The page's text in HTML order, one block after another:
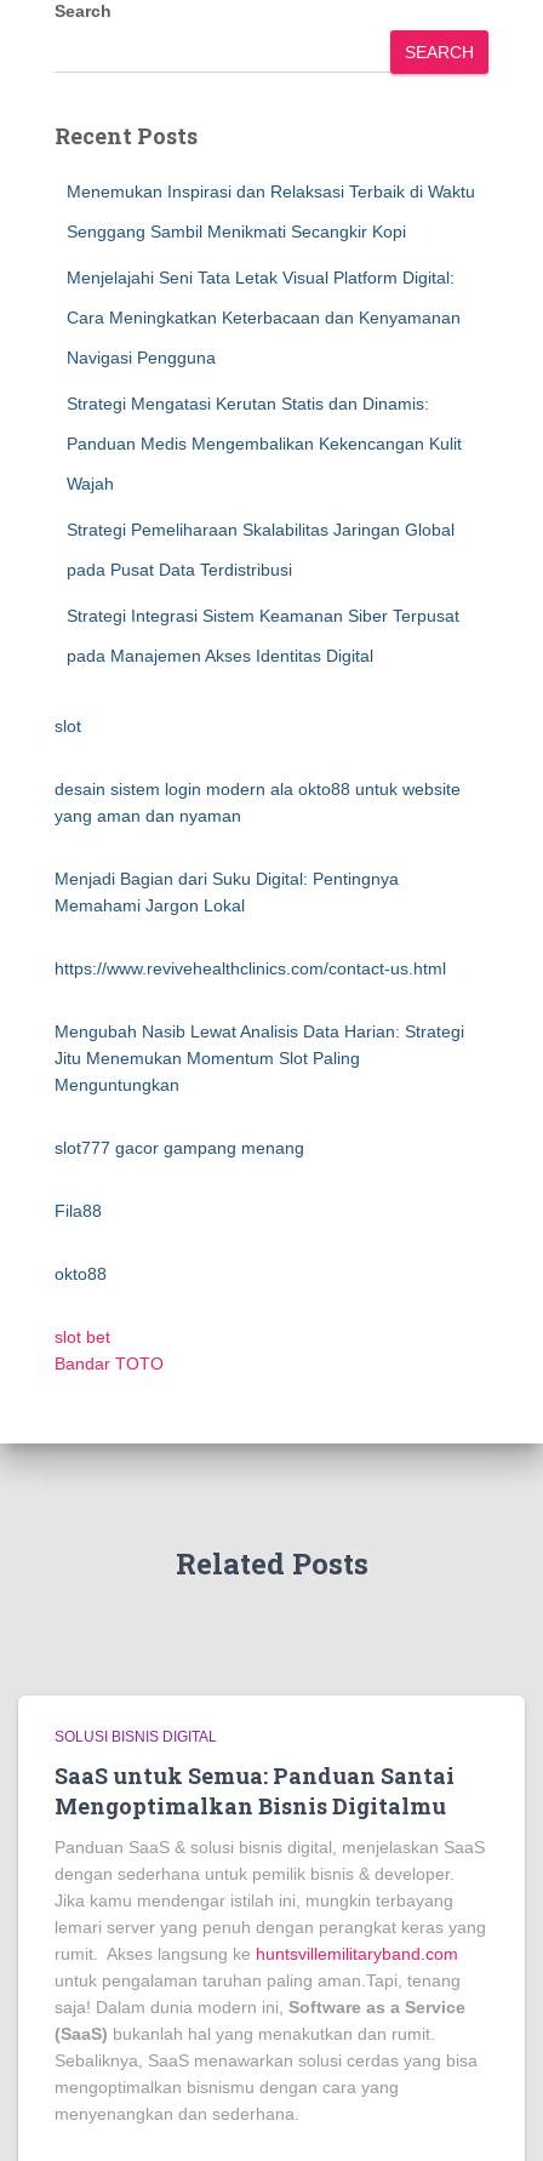
Search
SEARCH
Recent Posts
Menemukan Inspirasi dan Relaksasi Terbaik di Waktu
Senggang Sambil Menikmati Secangkir Kopi
Menjelajahi Seni Tata Letak Visual Platform Digital:
Cara Meningkatkan Keterbacaan dan Kenyamanan
Navigasi Pengguna
Strategi Mengatasi Kerutan Statis dan Dinamis:
Panduan Medis Mengembalikan Kekencangan Kulit
Wajah
Strategi Pemeliharaan Skalabilitas Jaringan Global
pada Pusat Data Terdistribusi
Strategi Integrasi Sistem Keamanan Siber Terpusat
pada Manajemen Akses Identitas Digital
slot
desain sistem login modern ala okto88 untuk website
yang aman dan nyaman
Menjadi Bagian dari Suku Digital: Pentingnya
Memahami Jargon Lokal
https://www.revivehealthclinics.com/contact-us.html
Mengubah Nasib Lewat Analisis Data Harian: Strategi
Jitu Menemukan Momentum Slot Paling
Menguntungkan
slot777 gacor gampang menang
Fila88
okto88
slot bet
Bandar TOTO
Related Posts
SOLUSI BISNIS DIGITAL
SaaS untuk Semua: Panduan Santai
Mengoptimalkan Bisnis Digitalmu
Panduan SaaS & solusi bisnis digital, menjelaskan SaaS
dengan sederhana untuk pemilik bisnis & developer.
Jika kamu mendengar istilah ini, mungkin terbayang
lemari server yang penuh dengan perangkat keras yang
rumit. Akses langsung ke huntsvillemilitaryband.com
untuk pengalaman taruhan paling aman. Tapi, tenang
saja! Dalam dunia modern ini, Software as a Service
(SaaS) bukanlah hal yang menakutkan dan rumit.
Sebaliknya, SaaS menawarkan solusi cerdas yang bisa
mengoptimalkan bisnismu dengan cara yang
menyenangkan dan sederhana.